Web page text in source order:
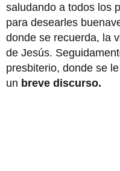
saludando a todos los
para desearles
donde se recuerda, la
de Jesús.
presbiterio, donde se
un breve discurso.